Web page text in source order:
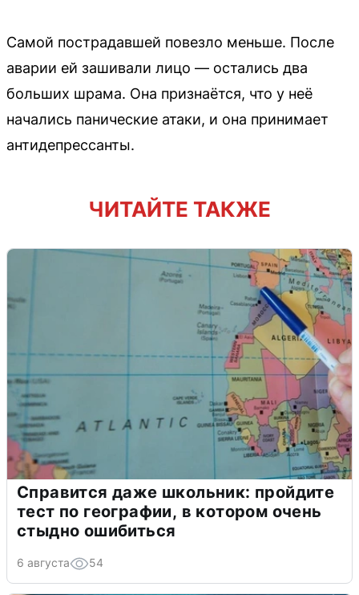
Самой пострадавшей повезло меньше. После
аварии ей зашивали лицо — остались два
больших шрама. Она признаётся, что у неё
начались панические атаки, и она принимает
антидепрессанты.
ЧИТАЙТЕ ТАКЖЕ
Справится даже школьник: пройдите
тест по географии, в котором очень
стыдно ошибиться
6 августа 54